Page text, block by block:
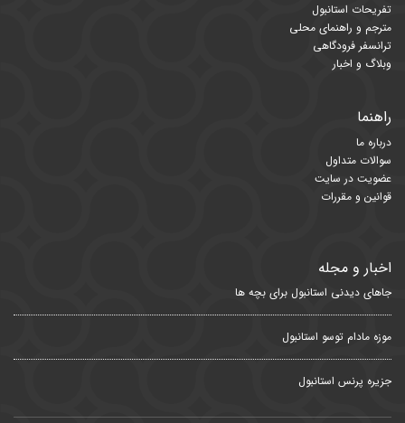
تفریحات استانبول
مترجم و راهنمای محلی
ترانسفر فرودگاهی
وبلاگ و اخبار
راهنما
درباره ما
سوالات متداول
عضویت در سایت
قوانین و مقررات
اخبار و مجله
جاهای دیدنی استانبول برای بچه ها
موزه مادام توسو استانبول
جزیره پرنس استانبول